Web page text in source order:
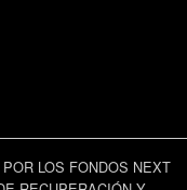
LOS FONDOS NEXT